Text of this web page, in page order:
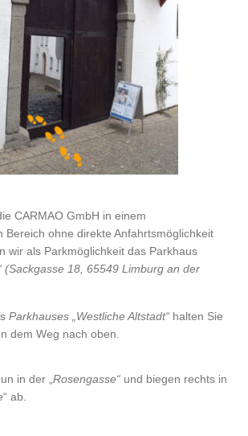
CARMAO GmbH in einem
Bereich ohne direkte Anfahrtsmöglichkeit
wir als Parkmöglichkeit das Parkhaus
(Sackgasse 18, 65549 Limburg an der
Parkhauses „Westliche Altstadt“ halten Sie
dem Weg nach oben.
in der „ Rosengasse“ und biegen rechts in
“ ab.